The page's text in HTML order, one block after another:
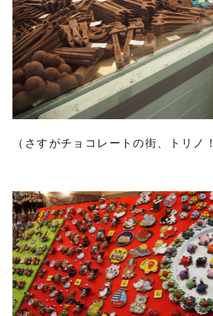
（さすがチョコレートの街、トリノ！